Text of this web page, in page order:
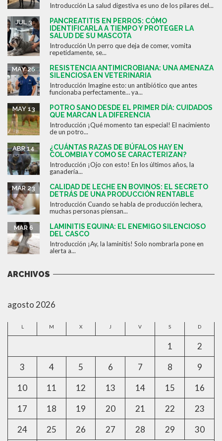
Introducción La salud digestiva es uno de los pilares del...
PANCREATITIS EN PERROS: CÓMO
IDENTIFICARLA A TIEMPO Y PROTEGER LA
SALUD DE SU MASCOTA
JUL 3
Introducción Un perro que deja de comer, vomita
repetidamente, se...
RESISTENCIA ANTIMICROBIANA: UNA AMENAZA
SILENCIOSA EN VETERINARIA
MAY 26
Introducción Imagine esto: un antibiótico que antes
funcionaba perfectamente… ya...
POTRO SANO DESDE EL PRIMER DÍA: CUIDADOS
QUE MARCAN LA DIFERENCIA
MAY 13
Introducción ¡Qué momento tan especial! El nacimiento
de un potro...
¿CUÁNTAS RAZAS DE BÚFALOS HAY EN
COLOMBIA Y COMO SE CARACTERIZAN?
ABR 14
Introducción ¡Ojo con esto! En los últimos años, la
ganadería...
CALIDAD DE LECHE EN BOVINOS: EL SECRETO
DETRÁS DE UNA PRODUCCIÓN RENTABLE
MAR 23
Introducción Cuando se habla de producción lechera,
muchas personas piensan...
LAMINITIS EQUINA: EL ENEMIGO SILENCIOSO
DEL CASCO
MAR 6
Introducción ¡Ay, la laminitis! Solo nombrarla pone en
alerta a...
ARCHIVOS
agosto 2026
L M X J V S D
1
2
3
4 5 6 7 8
9
10
11 12 13 14 15
16
17
18 19 20 21 22
23
24
25 26 27 28 29
30